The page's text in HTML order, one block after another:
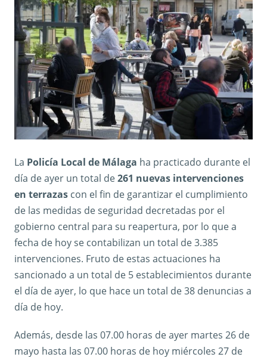
La Policía Local de Málaga ha practicado durante el
día de ayer un total de261 nuevas intervenciones
en terrazas con el fin de garantizar el cumplimiento
de las medidas de seguridad decretadas por el
gobierno central para su reapertura, por lo que a
fecha de hoy se contabilizan un total de 3.385
intervenciones. Fruto de estas actuaciones ha
sancionado a un total de 5 establecimientos durante
el día de ayer, lo que hace un total de 38 denuncias a
día de hoy.
Además, desde las 07.00 horas de ayer martes 26 de
mayo hasta las 07.00 horas de hoy miércoles 27 de